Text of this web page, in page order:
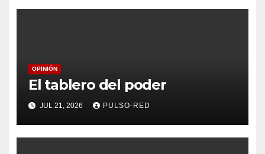
OPINIÓN
El tablero del poder
JUL 21, 2026 PULSO-RED